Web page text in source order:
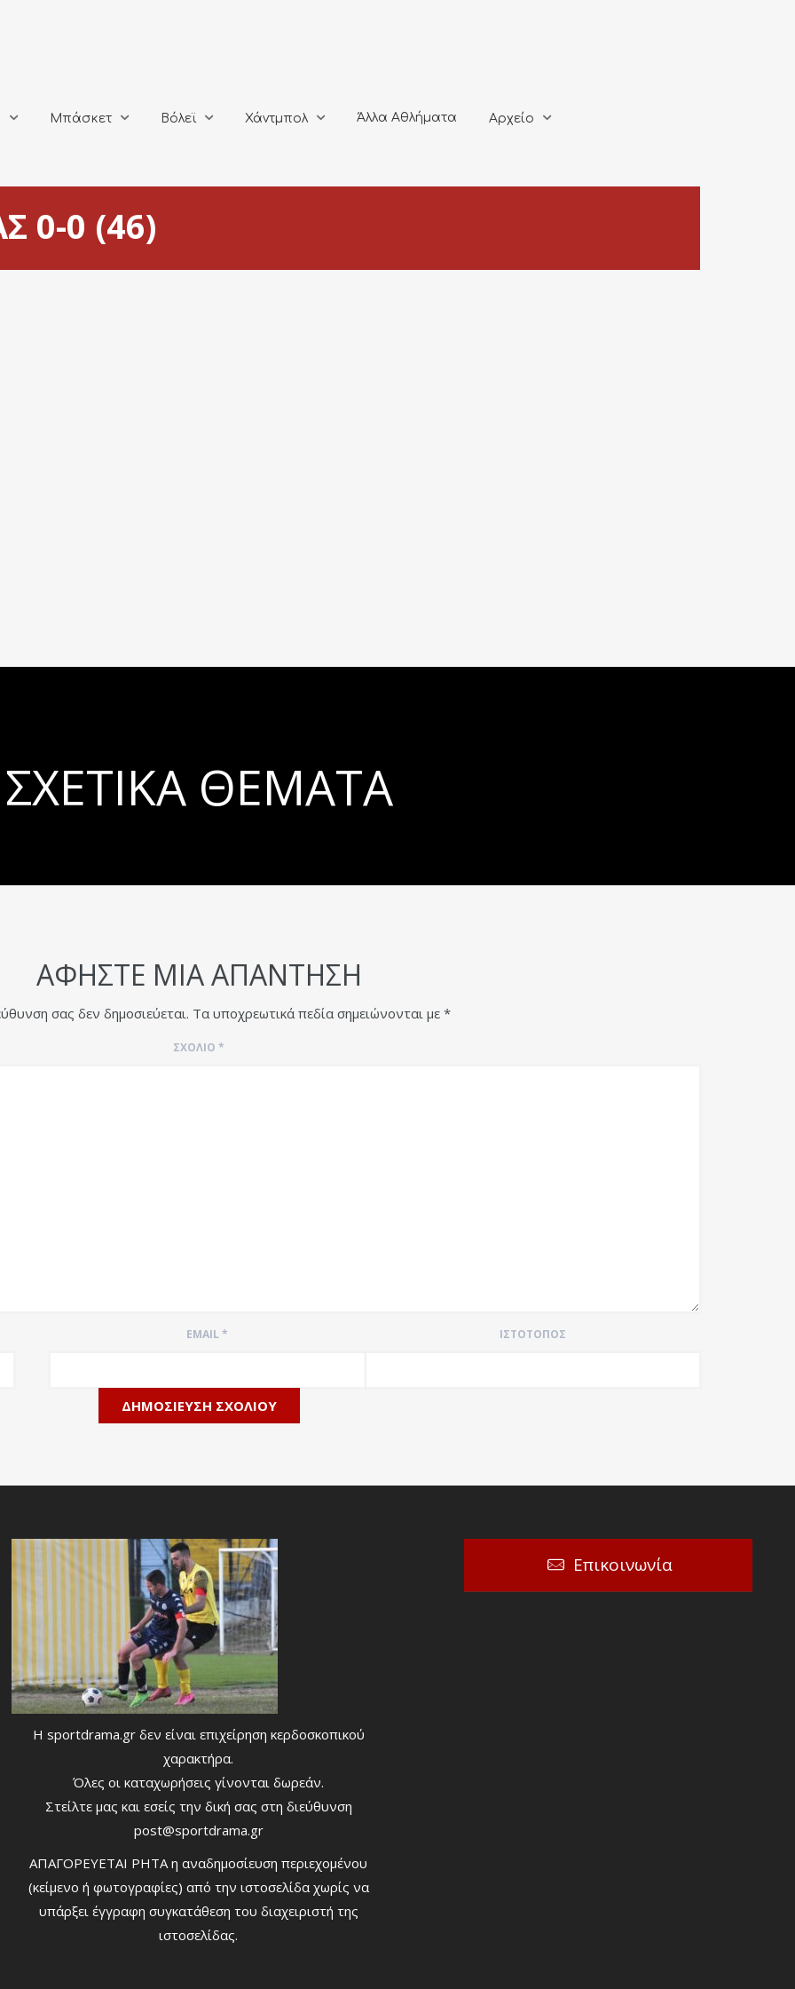
Μπάσκετ Βόλεϊ Χάντμπολ Άλλα Αθλήματα Αρχείο
0-0 (46)
ΣΧΕΤΙΚΆ ΘΈΜΑΤΑ
ΑΦΉΣΤΕ ΜΙΑ ΑΠΆΝΤΗΣΗ
σας δεν δημοσιεύεται. Τα υποχρεωτικά πεδία σημειώνονται με *
ΣΧΌΛΙΟ *
EMAIL* ΙΣΤΌΤΟΠΟΣ
Η sportdrama.gr δεν είναι επιχείρηση κερδοσκοπικού
χαρακτήρα.
Όλες οι καταχωρήσεις γίνονται δωρεάν.
Στείλτε μας και εσείς την δική σας στη διεύθυνση
post@sportdrama.gr
ΑΠΑΓΟΡΕΥΕΤΑΙ ΡΗΤΑ η αναδημοσίευση περιεχομένου
(κείμενο ή φωτογραφίες) από την ιστοσελίδα χωρίς να
υπάρξει έγγραφη συγκατάθεση του διαχειριστή της
ιστοσελίδας.
Επικοινωνία